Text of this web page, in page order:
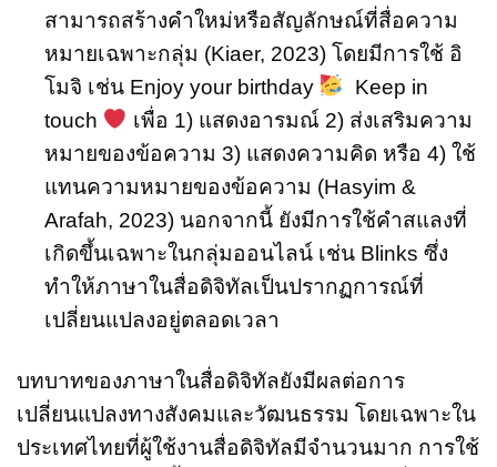
สามารถสร้างคำใหม่หรือสัญลักษณ์ที่สื่อความ
หมายเฉพาะกลุ่ม (Kiaer, 2023) โดยมีการใช้ อิ
โมจิ เช่น Enjoy your birthday
Keep in
touch
️ เพื่อ 1) แสดงอารมณ์ 2) ส่งเสริมความ
หมายของข้อความ 3) แสดงความคิด หรือ 4) ใช้
แทนความหมายของข้อความ (Hasyim &
Arafah, 2023) นอกจากนี้ ยังมีการใช้คำสแลงที่
เกิดขึ้นเฉพาะในกลุ่มออนไลน์ เช่น Blinks ซึ่ง
ทำให้ภาษาในสื่อดิจิทัลเป็นปรากฏการณ์ที่
เปลี่ยนแปลงอยู่ตลอดเวลา
บทบาทของภาษาในสื่อดิจิทัลยังมีผลต่อการ
เปลี่ยนแปลงทางสังคมและวัฒนธรรม โดยเฉพาะใน
ประเทศไทยที่ผู้ใช้งานสื่อดิจิทัลมีจำนวนมาก การใช้